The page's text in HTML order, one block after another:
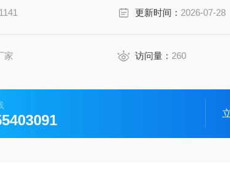
更新时间： 2026-07-28
家 访问量： 260